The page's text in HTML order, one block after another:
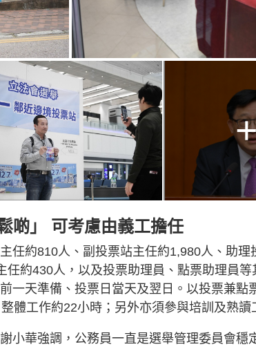
啲」 可考慮由義工擔任
任約810人、副投票站主任約1,980人、助理
任約430人，以及投票助理員、點票助理員
一天準備、投票日當天及翌日。以投票兼點
體工作約22小時；另外亦須參與培訓及熟讀
小華強調，公務員一直是選舉管理委員會穩